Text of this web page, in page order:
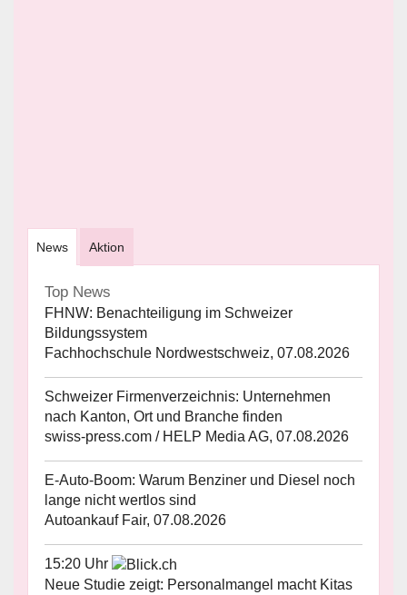
News Aktion
Top News
FHNW: Benachteiligung im Schweizer
Bildungssystem
Fachhochschule Nordwestschweiz, 07.08.2026
Schweizer Firmenverzeichnis: Unternehmen
nach Kanton, Ort und Branche finden
swiss-press.com / HELP Media AG, 07.08.2026
E-Auto-Boom: Warum Benziner und Diesel noch
lange nicht wertlos sind
Autoankauf Fair, 07.08.2026
15:20 Uhr
Neue Studie zeigt: Personalmangel macht Kitas